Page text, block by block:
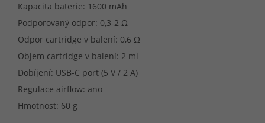
Kapacita baterie: 1600 mAh
Podporovaný odpor: 0,3-2 Ω
Odpor cartridge v balení: 0,6 Ω
Objem cartridge v balení: 2 ml
Dobíjení: USB-C port (5 V / 2 A)
Regulace airflow: ano
Hmotnost: 60 g